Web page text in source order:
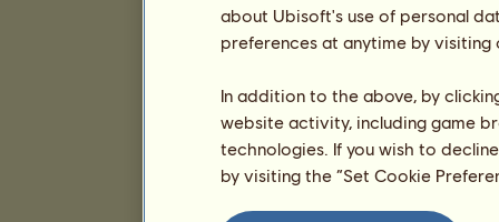
about Ubisoft's use of personal
preferences at anytime by
In addition to the above, by
website activity, including game
technologies. If you wish to
by visiting the “Set Cookie